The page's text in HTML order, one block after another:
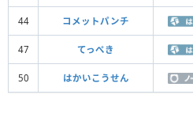
44 コメットパンチ
47 てっぺき
50 はかいこうせん